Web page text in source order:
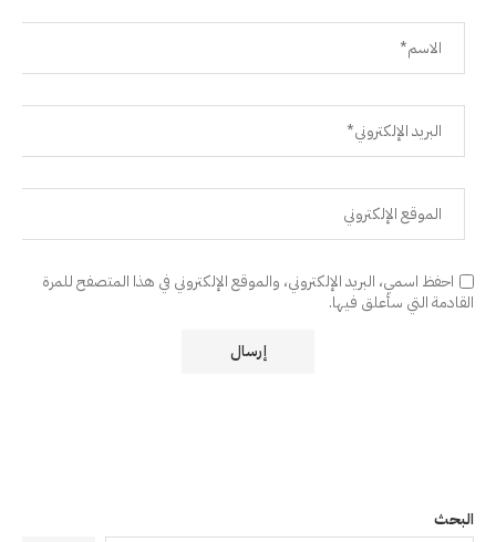
احفظ اسمي، البريد الإلكتروني، والموقع الإلكتروني في هذا المتصفح للمرة
القادمة التي سأعلق فيها.
البحث